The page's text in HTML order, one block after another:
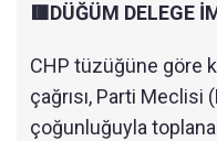
🟥DÜĞÜM DELEGE
CHP tüzüğüne göre
çağrısı, Parti Meclisi
çoğunluğuyla